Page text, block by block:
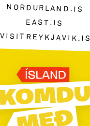
NORDURLAND.IS
EAST.IS
VISITREYKJAVIK.IS